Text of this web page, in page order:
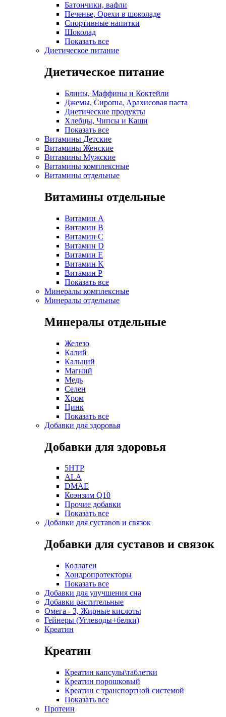
Батончики, вафли
Печенье, Орехи в шоколаде
Спортивные напитки
Шоколад
Показать все
Диетическое питание
Диетическое питание
Блины, Маффины и Коктейли
Джемы, Сиропы, Арахисовая паста
Диетические продукты
Хлебцы, Чипсы и Каши
Показать все
Витамины Детские
Витамины Женские
Витамины Мужские
Витамины комплексные
Витамины отдельные
Витамины отдельные
Витамин A
Витамин B
Витамин C
Витамин D
Витамин E
Витамин K
Витамин P
Показать все
Минералы комплексные
Минералы отдельные
Минералы отдельные
Железо
Калий
Кальций
Магний
Медь
Селен
Хром
Цинк
Показать все
Добавки для здоровья
Добавки для здоровья
5HTP
ALA
DMAE
Коэнзим Q10
Прочие добавки
Показать все
Добавки для суставов и связок
Добавки для суставов и связок
Коллаген
Хондропротекторы
Показать все
Добавки для улучшения сна
Добавки растительные
Омега - 3, Жирные кислоты
Гейнеры (Углеводы+белки)
Креатин
Креатин
Креатин капсулы\таблетки
Креатин порошковый
Креатин с транспортной системой
Показать все
Протеин